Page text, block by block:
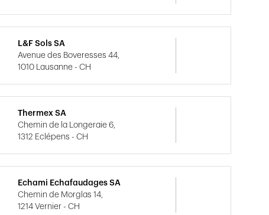
L&F Sols SA
Avenue des Boveresses 44,
1010 Lausanne - CH
Thermex SA
Chemin de la Longeraie 6,
1312 Eclépens - CH
Echami Echafaudages SA
Chemin de Morglas 14,
1214 Vernier - CH